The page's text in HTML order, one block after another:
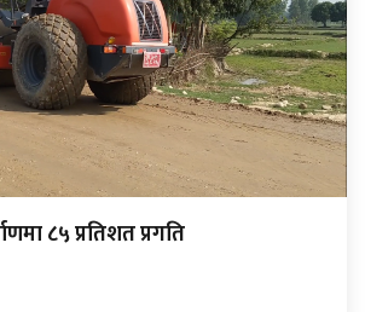
८५ प्रतिशत प्रगति